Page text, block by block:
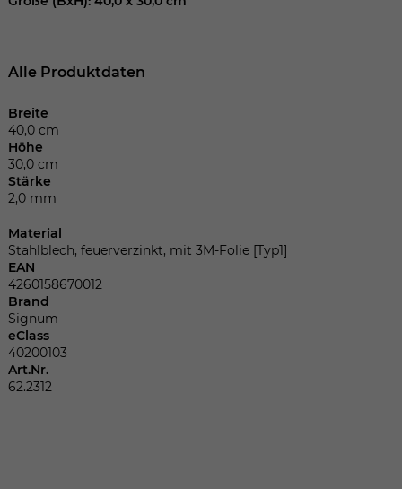
Alle Produktdaten
Breite
40,0 cm
Höhe
30,0 cm
Stärke
2,0 mm
Material
Stahlblech, feuerverzinkt, mit 3M-Folie [Typ1]
EAN
4260158670012
Brand
Signum
eClass
40200103
Art.Nr.
62.2312
Anbieter
Laufzeit
zufällig generierte ID, für die historische
Name